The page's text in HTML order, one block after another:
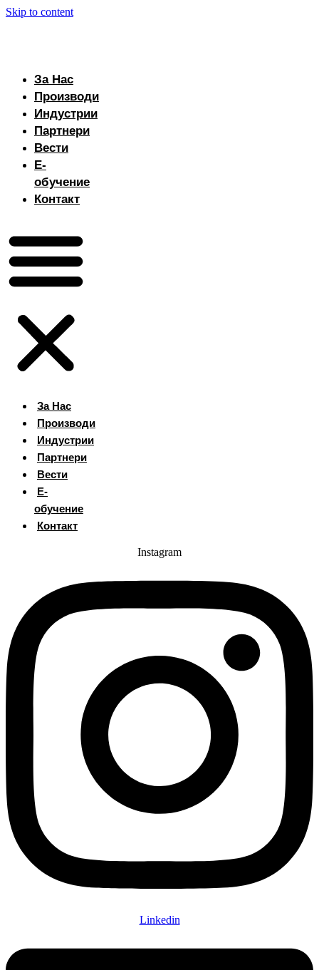
Skip to content
За Нас
Производи
Индустрии
Партнери
Вести
Е-
обучение
Контакт
За Нас
Производи
Индустрии
Партнери
Вести
Е-
обучение
Контакт
Instagram
Linkedin